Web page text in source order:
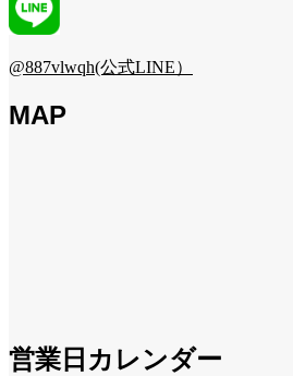
@887vlwqh(公式LINE）
MAP
営業日カレンダー